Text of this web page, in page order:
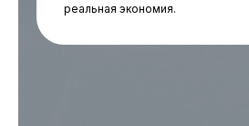
реальная экономия.